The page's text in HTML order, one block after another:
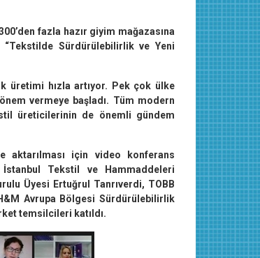
fazla hazır giyim mağazasına
Sürdürülebilirlik ve Yeni
üretimi hızla artıyor. Pek çok ülke
vermeye başladı. Tüm modern
üreticilerinin de önemli gündem
aktarılması için video konferans
İstanbul Tekstil ve Hammaddeleri
Üyesi Ertuğrul Tanrıverdi, TOBB
Avrupa Bölgesi Sürdürülebilirlik
temsilcileri katıldı.